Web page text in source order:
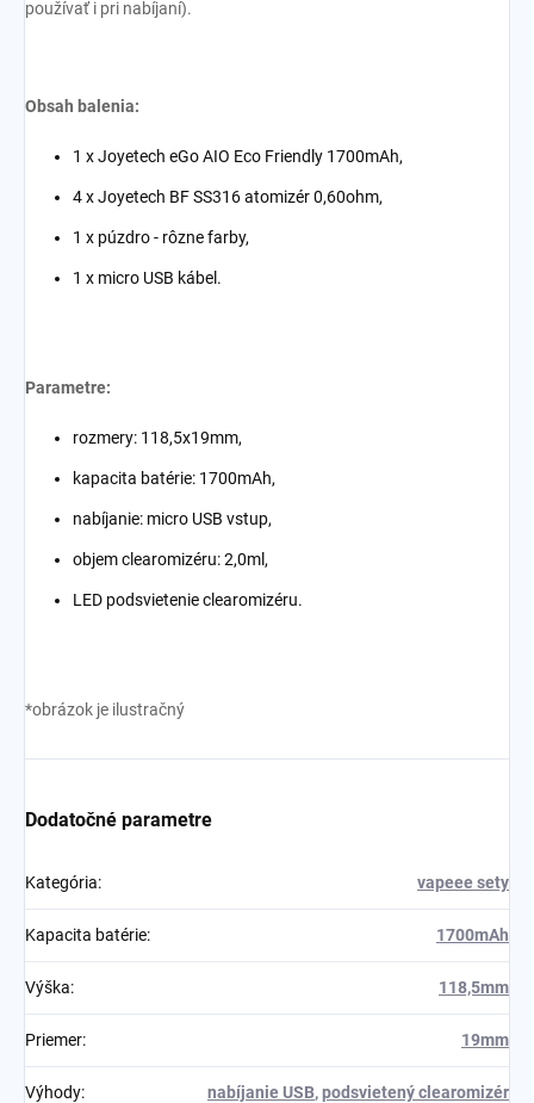
používať i pri nabíjaní).
Obsah balenia:
1 xJoyetech eGo AIO Eco Friendly 1700mAh,
4 x Joyetech BF SS316 atomizér 0,60ohm,
1 x púzdro - rôzne farby,
1 x micro USB kábel.
Parametre:
rozmery: 118,5x19mm,
kapacita batérie: 1700mAh,
nabíjanie: micro USB vstup,
objem clearomizéru: 2,0ml,
LED podsvietenie clearomizéru.
*obrázok je ilustračný
Dodatočné parametre
Kategória: vapeee sety
Kapacita batérie: 1700mAh
Výška: 118,5mm
Priemer: 19mm
Výhody: nabíjanie USB,podsvietený clearomizér